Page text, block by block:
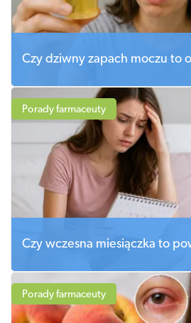
Czy dziwny zapach moczu to
Porady farmaceuty
Czy wczesna miesiączka to
Porady farmaceuty